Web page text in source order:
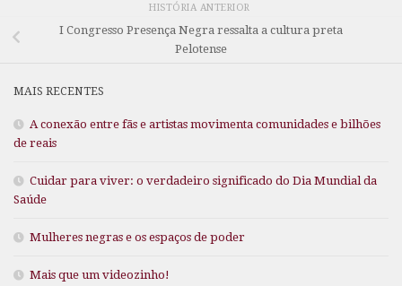
HISTÓRIA ANTERIOR
I Congresso Presença Negra ressalta a cultura preta
Pelotense
MAIS RECENTES
A conexão entre fãs e artistas movimenta comunidades e bilhões
de reais
Cuidar para viver: o verdadeiro significado do Dia Mundial da
Saúde
Mulheres negras e os espaços de poder
Mais que um videozinho!